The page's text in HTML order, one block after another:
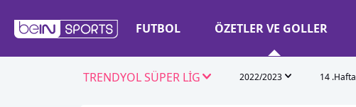
FUTBOL ÖZETLER VE GOLLER
TRENDYOL SÜPER LİG 2022/2023 14 .Hafta